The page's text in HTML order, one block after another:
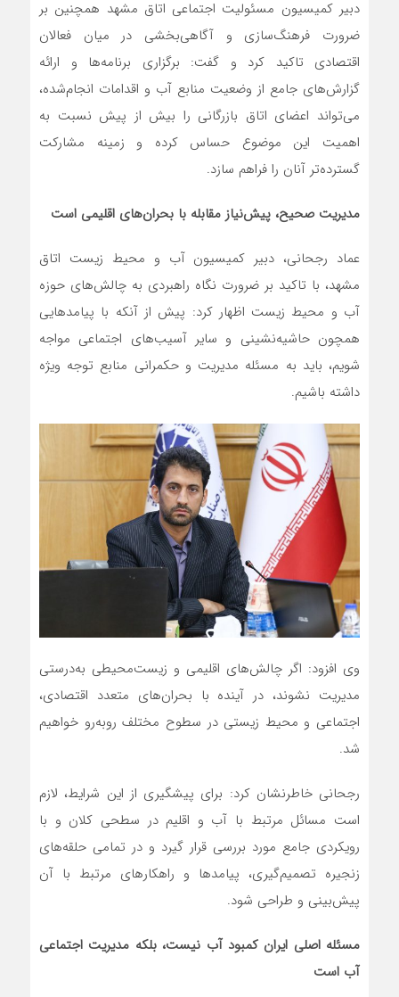
دبیر کمیسیون مسئولیت اجتماعی اتاق مشهد همچنین بر
ضرورت فرهنگ‌سازی و آگاهی‌بخشی در میان فعالان
اقتصادی تاکید کرد و گفت: برگزاری برنامه‌ها و ارائه
گزارش‌های جامع از وضعیت منابع آب و اقدامات انجام‌شده،
می‌تواند اعضای اتاق بازرگانی را بیش از پیش نسبت به
اهمیت این موضوع حساس کرده و زمینه مشارکت
گسترده‌تر آنان را فراهم سازد.
مدیریت صحیح، پیش‌نیاز مقابله با بحران‌های اقلیمی است
عماد رجحانی، دبیر کمیسیون آب و محیط زیست اتاق
مشهد، با تاکید بر ضرورت نگاه راهبردی به چالش‌های حوزه
آب و محیط زیست اظهار کرد: پیش از آنکه با پیامدهایی
همچون حاشیه‌نشینی و سایر آسیب‌های اجتماعی مواجه
شویم، باید به مسئله مدیریت و حکمرانی منابع توجه ویژه
داشته باشیم.
وی افزود: اگر چالش‌های اقلیمی و زیست‌محیطی به‌درستی
مدیریت نشوند، در آینده با بحران‌های متعدد اقتصادی،
اجتماعی و محیط زیستی در سطوح مختلف روبه‌رو خواهیم
شد.
رجحانی خاطرنشان کرد: برای پیشگیری از این شرایط، لازم
است مسائل مرتبط با آب و اقلیم در سطحی کلان و با
رویکردی جامع مورد بررسی قرار گیرد و در تمامی حلقه‌های
زنجیره تصمیم‌گیری، پیامدها و راهکارهای مرتبط با آن
پیش‌بینی و طراحی شود.
مسئله اصلی ایران کمبود آب نیست، بلکه مدیریت اجتماعی
آب است